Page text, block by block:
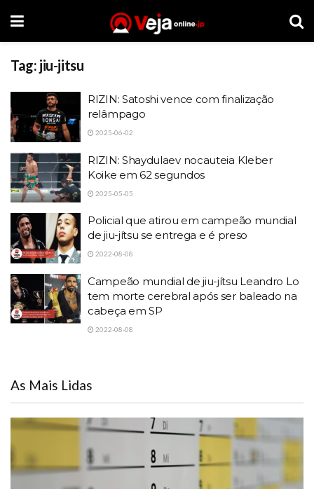
Tag: jiu-jitsu
RIZIN: Satoshi vence com finalização
relâmpago
2025-06-02
RIZIN: Shaydulaev nocauteia Kleber
Koike em 62 segundos
2025-05-05
Policial que atirou em campeão mundial
de jiu-jítsu se entrega e é preso
2022-08-08
Campeão mundial de jiu-jítsu Leandro Lo
tem morte cerebral após ser baleado na
cabeça em SP
2022-08-08
As Mais Lidas